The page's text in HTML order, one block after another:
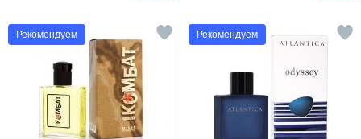
Рекомендуем Рекомендуем